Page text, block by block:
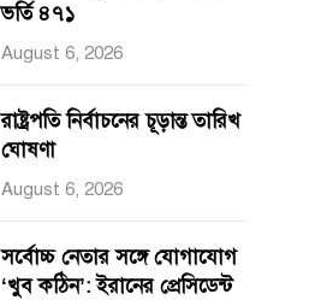
ভর্তি ৪৭১
August 6, 2026
রাষ্ট্রপতি নির্বাচনের চূড়ান্ত তারিখ
ঘোষণা
August 6, 2026
সর্বোচ্চ নেতার সঙ্গে যোগাযোগ
‘খুব কঠিন’: ইরানের প্রেসিডেন্ট